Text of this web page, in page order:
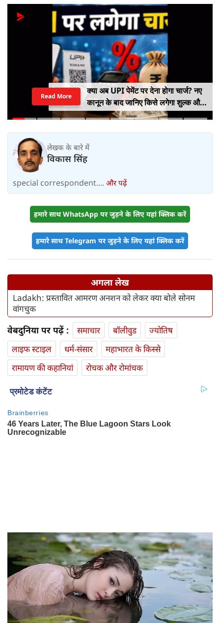
क्या अब UPI पेमेंट पर देना होगा चार्ज? नए
कानून के बाद जानिए किसे लगेगा शुल्क और
किसे नहीं
Read More
लेखक के बारे में
विकास सिंह
special correspondent.... और पढ़ें
हमारे साथ WhatsApp पर जुड़ने के लिए यहां क्लिक करें
हमारे साथ Telegram पर जुड़ने के लिए यहां क्लिक करें
अगला लेख
Ladakh: प्रस्तावित आमरण अनशन को लेकर क्या बोले सोनम
वांगचुक
वेबदुनिया पर पढ़ें : समाचार बॉलीवुड
ज्योतिष
लाइफ स्‍टाइल
धर्म-संसार
महाभारत के किस्से
रामायण की कहानियां
रोचक और रोमांचक